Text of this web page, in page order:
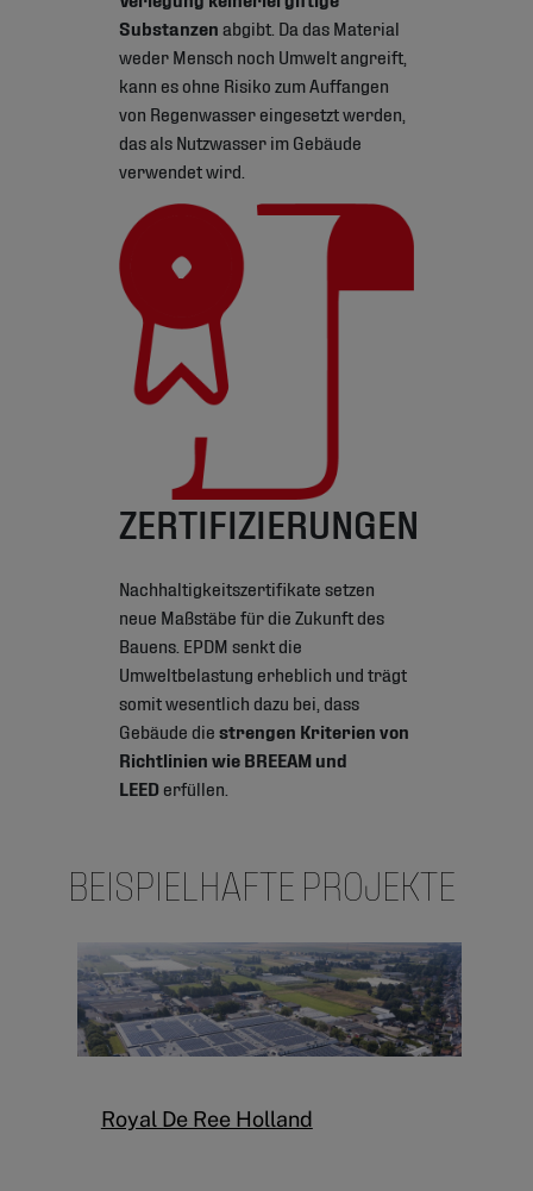
Substanzen abgibt. Da das Material
weder Mensch noch Umwelt angreift,
kann es ohne Risiko zum Auffangen
von Regenwasser eingesetzt werden,
das als Nutzwasser im Gebäude
verwendet wird.
ZERTIFIZIERUNGEN
Nachhaltigkeitszertifikate setzen
neue Maßstäbe für die Zukunft des
Bauens. EPDM senkt die
Umweltbelastung erheblich und trägt
somit wesentlich dazu bei, dass
Gebäude die strengen Kriterien von
Richtlinien wie BREEAM und
LEEDerfüllen.
BEISPIELHAFTE PROJEKTE
Royal De Ree Holland